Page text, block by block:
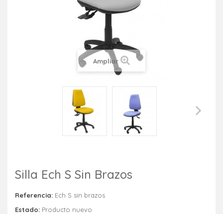
Ampliar
Silla Ech S Sin Brazos
Referencia: Ech S sin brazos
Estado: Producto nuevo